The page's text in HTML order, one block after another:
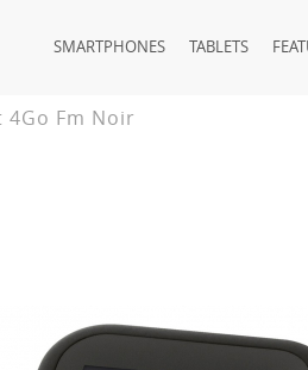
SMARTPHONES TABLETS
Fm Noir